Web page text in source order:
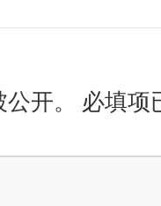
开。 必填项